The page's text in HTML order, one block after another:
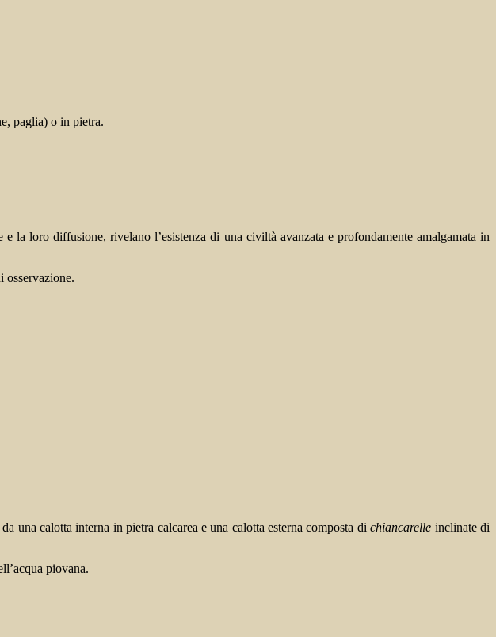
paglia) o in pietra.
la loro diffusione, rivelano l’esistenza di una civiltà avanzata e profondamente amalgamata in
osservazione.
una calotta interna in pietra calcarea e una calotta esterna composta dichiancarelle inclinate di
piovana.